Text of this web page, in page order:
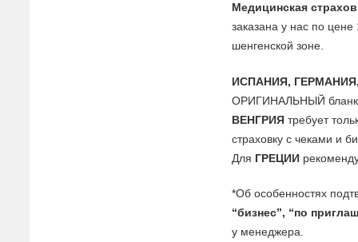
Медицинская
заказана у нас по
шенгенской зоне.
ИСПАНИЯ,
ОРИГИНАЛЬНЫЙ бланк
ВЕНГРИЯ требует
страховку с чеками и
Для ГРЕЦИИ
*Об особенностях
“бизнес”, “по
у менеджера.